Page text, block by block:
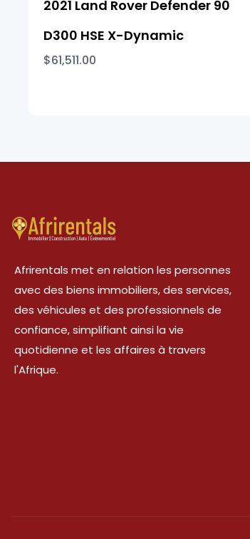
2021 Land Rover Defender 90
D300 HSE X-Dynamic
$61,511.00
Afrirentals met en relation les personnes
avec des biens immobiliers, des services,
des véhicules et des professionnels de
confiance, simplifiant ainsi la vie
quotidienne et les affaires à travers
l'Afrique.